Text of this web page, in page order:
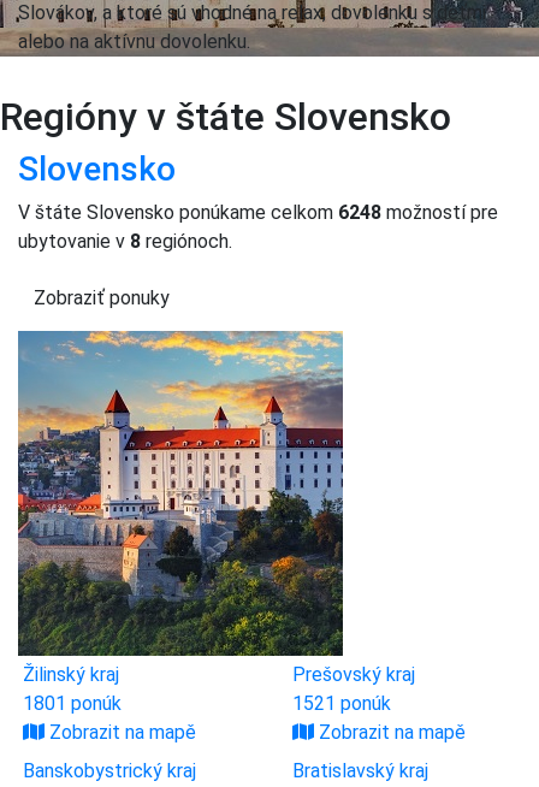
Slovákov, a ktoré sú vhodné na relax, dovolenku s deťmi
alebo na aktívnu dovolenku.
Regióny v štáte Slovensko
Slovensko
V štáte Slovensko ponúkame celkom 6248 možností pre
ubytovanie v 8 regiónoch.
Zobraziť ponuky
Žilinský kraj
1801 ponúk
Zobrazit na mapě
Prešovský kraj
1521 ponúk
Zobrazit na mapě
Banskobystrický kraj
Bratislavský kraj